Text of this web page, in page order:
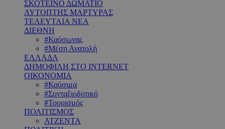
ΣΚΟΤΕΙΝΟ ΔΩΜΑΤΙΟ
ΑΥΤΟΠΤΗΣ ΜΑΡΤΥΡΑΣ
ΤΕΛΕΥΤΑΙΑ ΝΕΑ
ΔΙΕΘΝΗ
#Καύσωνας
#Μέση Ανατολή
ΕΛΛΑΔΑ
ΔΗΜΟΦΙΛΗ ΣΤΟ INTERNET
ΟΙΚΟΝΟΜΙΑ
#Καύσιμα
#Συνταξιοδοτικό
#Τουρισμός
ΠΟΛΙΤΙΣΜΟΣ
ΑΤΖΕΝΤΑ